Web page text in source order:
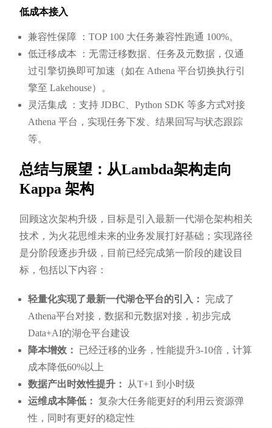
低成本接入
兼容性保障 ：TOP 100 大任务兼容性跑通 100%。
低迁移成本 ：无需迁移数据、任务及元数据，仅通
过引擎切换即可加速（如在 Athena 平台切换执行引
擎至 Lakehouse）。
灵活集成 ：支持 JDBC、Python SDK 等多方式对接
Athena 平台，实现任务下发、结果回写与状态跟踪
等。
总结与展望：从Lambda架构走向
Kappa 架构
回顾这次架构升级，目标是引入最新一代湖仓架构相关
技术，为火花思维未来的业务发展打好基础；实现路径
是分阶段逐步升级，目前已经完成第一阶段的建设目
标，包括以下内容：
轻量化实现了最新一代湖仓平台的引入：
完成了
Athena平台对接，数据和元数据对接，初步完成
Data+AI的湖仓平台建设
降本增效：
已经迁移的业务，性能提升3-10倍，计算
成本降低60%以上
数据产出时效性提升：
从T+1 到小时级
运维成本降低： 复杂大任务能更好的利用云资源弹
性，同时有更好的稳定性